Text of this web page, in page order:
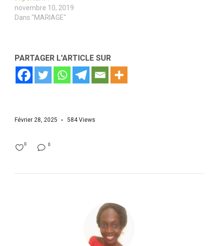
novembre 10, 2019
Dans "MARIAGE"
PARTAGER L'ARTICLE SUR
Février 28, 2025 584Views
0
0